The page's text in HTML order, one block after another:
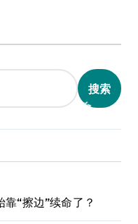
搜索
“擦边”续命了？